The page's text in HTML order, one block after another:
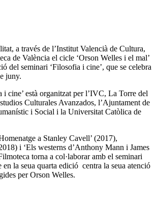
a través de l’Institut Valencià de Cultura,
de València el cicle ‘Orson Welles i el mal’
del seminari ‘Filosofia i cine’, que se celebra
juny.
i cine’ està organitzat per l’IVC, La Torre del
Culturales Avanzados, l’Ajuntament de
i Social i la Universitat Catòlica de
a Stanley Cavell’ (2017),
i ‘Els westerns d’Anthony Mann i James
torna a col·laborar amb el seminari
en la seua quarta edició centra la seua atenció
per Orson Welles.